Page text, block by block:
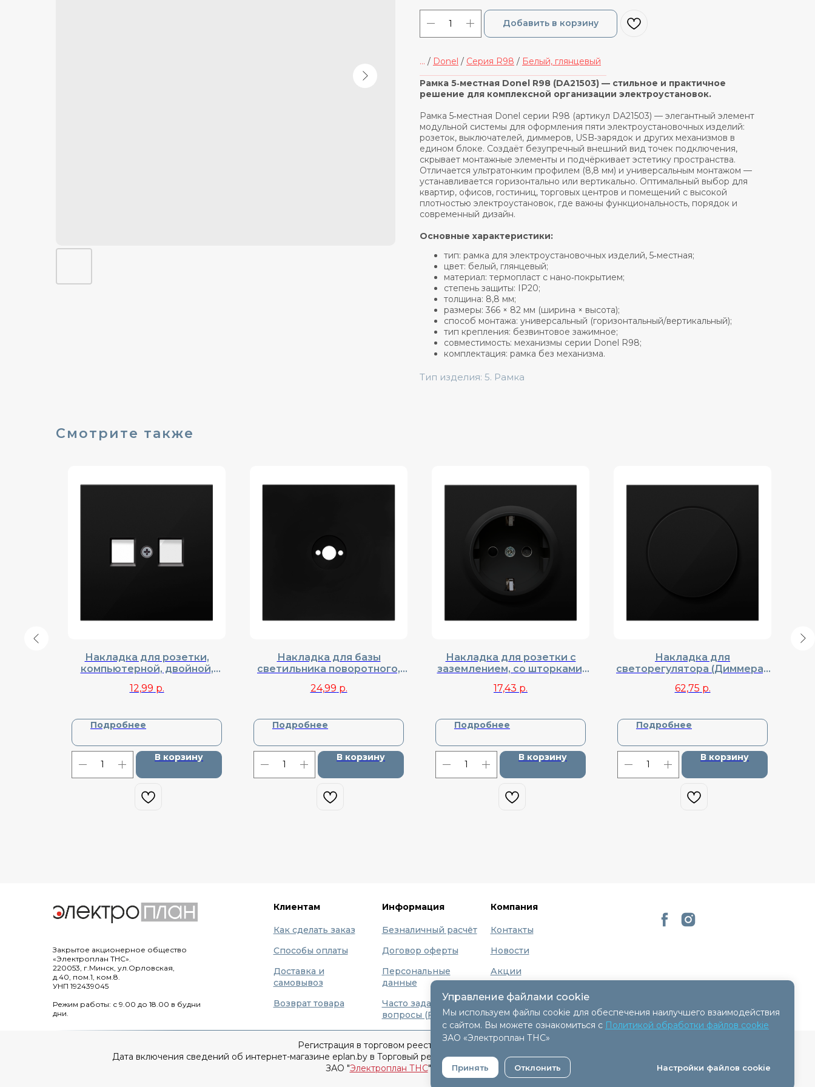
Добавить в корзину
... / Donel / Cерия R98 / Белый, глянцевый
Рамка 5‑местная Donel R98 (DA21503) — стильное и практичное
решение для комплексной организации электроустановок.
Рамка 5‑местная Donel серии R98 (артикул DA21503) — элегантный элемент
модульной системы для оформления пяти электроустановочных изделий:
розеток, выключателей, диммеров, USB‑зарядок и других механизмов в
едином блоке. Создаёт безупречный внешний вид точек подключения,
скрывает монтажные элементы и подчёркивает эстетику пространства.
Отличается ультратонким профилем (8,8 мм) и универсальным монтажом —
устанавливается горизонтально или вертикально. Оптимальный выбор для
квартир, офисов, гостиниц, торговых центров и помещений с высокой
плотностью электроустановок, где важны функциональность, порядок и
современный дизайн.
Основные характеристики:
тип: рамка для электроустановочных изделий, 5‑местная;
цвет: белый, глянцевый;
материал: термопласт с нано‑покрытием;
степень защиты: IP20;
толщина: 8,8 мм;
размеры: 366 × 82 мм (ширина × высота);
способ монтажа: универсальный (горизонтальный/вертикальный);
тип крепления: безвинтовое зажимное;
совместимость: механизмы серии Donel R98;
комплектация: рамка без механизма.
Тип изделия: 5. Рамка
Смотрите также
Накладка для розетки,
компьютерной, двойной,
12,99 р.
Подробнее
В корзину
Накладка для базы
светильника поворотного,
24,99 р.
Подробнее
В корзину
Накладка для розетки с
заземлением, со шторками,
17,43 р.
Подробнее
В корзину
Накладка для
светорегулятора (Диммера),
R98, DA65030
62,75 р.
Подробнее
В корзину
Управление файлами cookie
Мы используем файлы cookie для обеспечения наилучшего взаимодействия
с сайтом. Вы можете ознакомиться с Политикой обработки файлов cookie
ЗАО «Электроплан ТНС»
Принять Отклонить Настройки файлов cookie
Закрытое акционерное общество
«Электроплан ТНС».
220053, г.Минск, ул.Орловская,
д.40, пом.1, ком.8.
УНП 192439045
Режим работы: с 9.00 до 18.00 в будни
дни.
Клиентам
Как сделать заказ
Способы оплаты
Доставка и
самовывоз
Возврат товара
Информация
Безналичный расчёт
Договор оферты
Персональные
данные
Часто задаваемые
вопросы (FAQ)
Компания
Контакты
Новости
Акции
Бренды
О нас
Регистрация в торговом реестре 9 декабря 2015г.
Дата включения сведений об интернет-магазине eplan.by в Торговый реестр Республики Беларусь - 11.04.2018, № регистрации 41254.
ЗАО "Электроплан ТНС" © 2005-2026.